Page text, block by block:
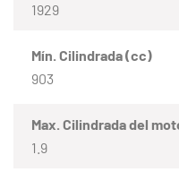
1929
Mín. Cilindrada (cc)
903
Max. Cilindrada del
1.9